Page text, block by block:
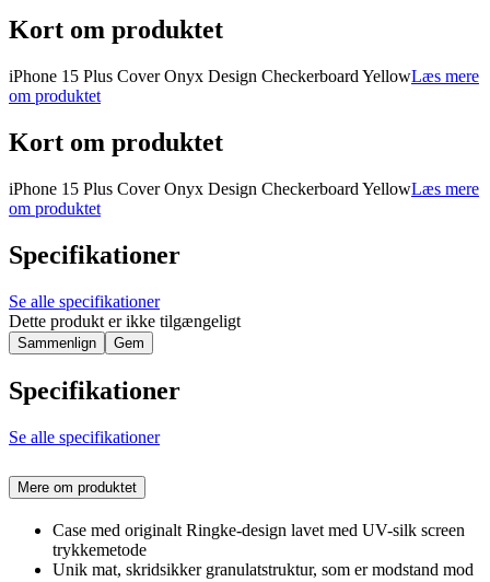
Kort om produktet
iPhone 15 Plus Cover Onyx Design Checkerboard YellowLæs mere
om produktet
Kort om produktet
iPhone 15 Plus Cover Onyx Design Checkerboard YellowLæs mere
om produktet
Specifikationer
Se alle specifikationer
Dette produkt er ikke tilgængeligt
Sammenlign Gem
Specifikationer
Se alle specifikationer
Mere om produktet
Case med originalt Ringke-design lavet med UV-silk screen
trykkemetode
Unik mat, skridsikker granulatstruktur, som er modstand mod